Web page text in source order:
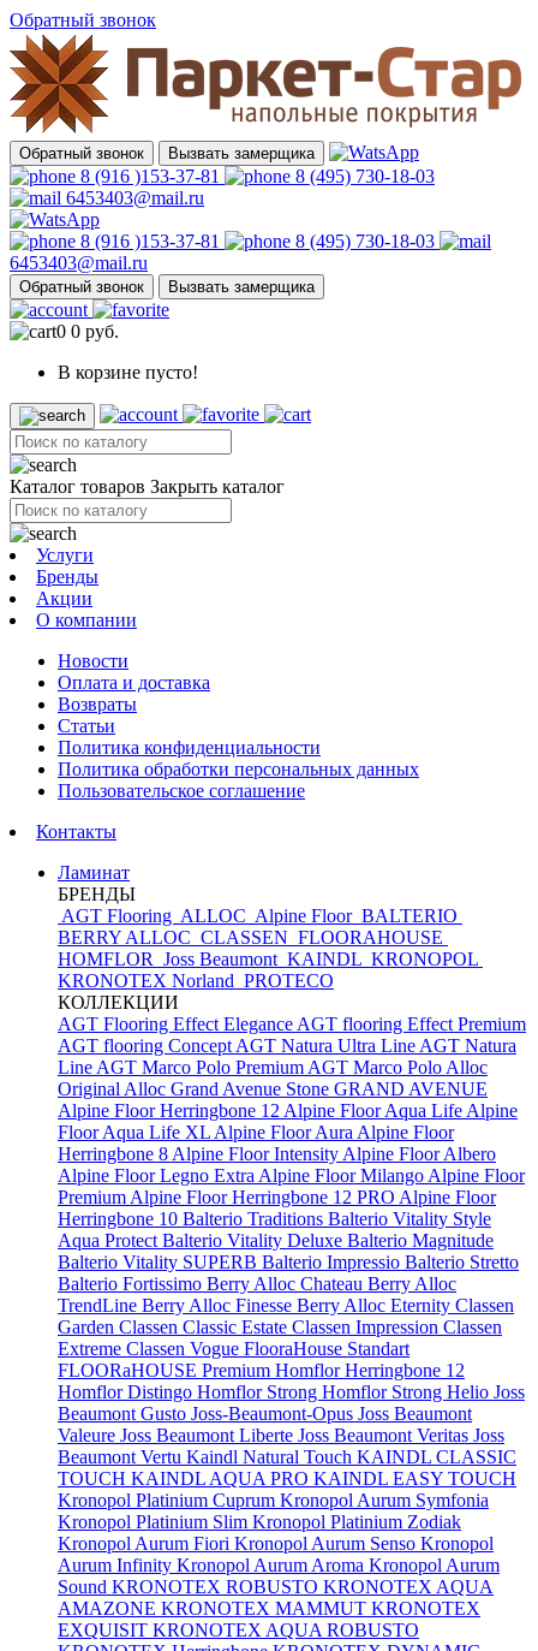
Обратный звонок
Обратный звонок Вызвать замерщика
8 (916 )153-37-81
8 (495) 730-18-03
6453403@mail.ru
8 (916 )153-37-81
8 (495) 730-18-03
6453403@mail.ru
Обратный звонок Вызвать замерщика
0 0 руб.
В корзине пусто!
Каталог товаров Закрыть каталог
Услуги
Бренды
Акции
О компании
Новости
Оплата и доставка
Возвраты
Статьи
Политика конфиденциальности
Политика обработки персональных данных
Пользовательское соглашение
Контакты
Ламинат
БРЕНДЫ
AGT Flooring ALLOC Alpine Floor BALTERIO
BERRY ALLOC CLASSEN FLOORAHOUSE
HOMFLOR Joss Beaumont KAINDL KRONOPOL
KRONOTEX Norland PROTECO
КОЛЛЕКЦИИ
AGT Flooring Effect Elegance AGT flooring Effect Premium
AGT flooring Concept AGT Natura Ultra Line AGT Natura
Line AGT Marco Polo Premium AGT Marco Polo Alloc
Original Alloc Grand Avenue Stone GRAND AVENUE
Alpine Floor Herringbone 12 Alpine Floor Aqua Life Alpine
Floor Aqua Life XL Alpine Floor Aura Alpine Floor
Herringbone 8 Alpine Floor Intensity Alpine Floor Albero
Alpine Floor Legno Extra Alpine Floor Milango Alpine Floor
Premium Alpine Floor Herringbone 12 PRO Alpine Floor
Herringbone 10 Balterio Traditions Balterio Vitality Style
Aqua Protect Balterio Vitality Deluxe Balterio Magnitude
Balterio Vitality SUPERB Balterio Impressio Balterio Stretto
Balterio Fortissimo Berry Alloc Chateau Berry Alloc
TrendLine Berry Alloc Finesse Berry Alloc Eternity Classen
Garden Classen Classic Estate Classen Impression Classen
Extreme Classen Vogue FlooraHouse Standart
FLOORaHOUSE Premium Homflor Herringbone 12
Homflor Distingo Homflor Strong Homflor Strong Helio Joss
Beaumont Gusto Joss-Beaumont-Opus Joss Beaumont
Valeure Joss Beaumont Liberte Joss Beaumont Veritas Joss
Beaumont Vertu Kaindl Natural Touch KAINDL CLASSIC
TOUCH KAINDL AQUA PRO KAINDL EASY TOUCH
Kronopol Platinium Cuprum Kronopol Aurum Symfonia
Kronopol Platinium Slim Kronopol Platinium Zodiak
Kronopol Aurum Fiori Kronopol Aurum Senso Kronopol
Aurum Infinity Kronopol Aurum Aroma Kronopol Aurum
Sound KRONOTEX ROBUSTO KRONOTEX AQUA
AMAZONE KRONOTEX MAMMUT KRONOTEX
EXQUISIT KRONOTEX AQUA ROBUSTO